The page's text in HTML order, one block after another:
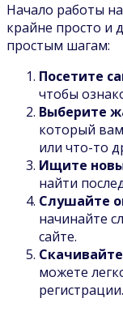
Начало работы
крайне просто и
простым шагам:
Посетите
чтобы
Выберите
который вам
или что-то
Ищите
найти
Слушайте
начинайте
сайте.
можете
регистрации.